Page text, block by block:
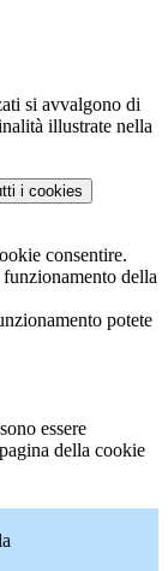
si avvalgono di
illustrate nella
i cookies
consentire.
della
potete
essere
della cookie